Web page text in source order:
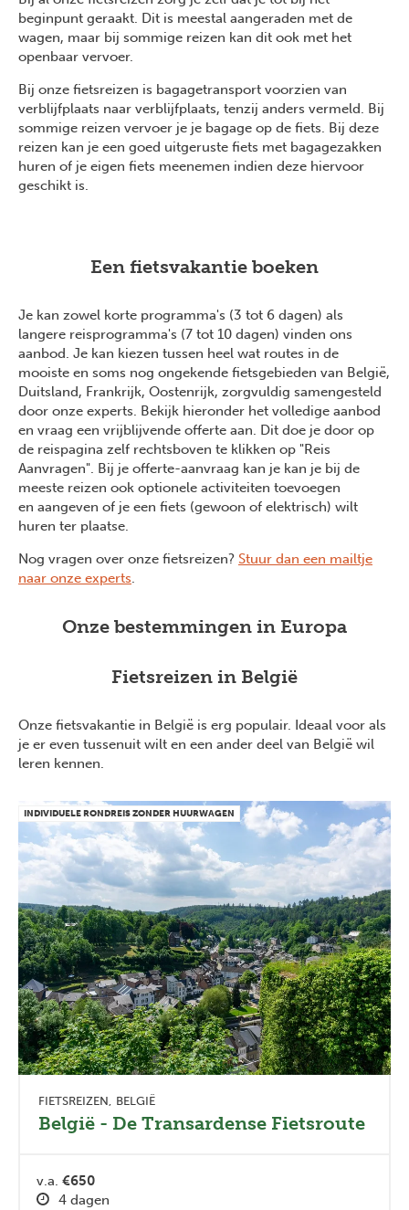
beginpunt geraakt. Dit is meestal aangeraden met de
wagen, maar bij sommige reizen kan dit ook met het
openbaar vervoer.
Bij onze fietsreizen is bagagetransport voorzien van
verblijfplaats naar verblijfplaats, tenzij anders vermeld. Bij
sommige reizen vervoer je je bagage op de fiets. Bij deze
reizen kan je een goed uitgeruste fiets met bagagezakken
huren of je eigen fiets meenemen indien deze hiervoor
geschikt is.
Een fietsvakantie boeken
Je kan zowel korte programma's (3 tot 6 dagen) als
langere reisprogramma's (7 tot 10 dagen) vinden ons
aanbod. Je kan kiezen tussen heel wat routes in de
mooiste en soms nog ongekende fietsgebieden van België,
Duitsland, Frankrijk, Oostenrijk, zorgvuldig samengesteld
door onze experts. Bekijk hieronder het volledige aanbod
en vraag een vrijblijvende offerte aan. Dit doe je door op
de reispagina zelf rechtsboven te klikken op "Reis
Aanvragen". Bij je offerte-aanvraag kan je kan je bij de
meeste reizen ook optionele activiteiten toevoegen
en aangeven of je een fiets (gewoon of elektrisch) wilt
huren ter plaatse.
Nog vragen over onze fietsreizen? Stuur dan een mailtje
naar onze experts
Onze bestemmingen in Europa
Fietsreizen in België
Onze fietsvakantie in België is erg populair. Ideaal voor als
je er even tussenuit wilt en een ander deel van België wil
leren kennen.
INDIVIDUELE RONDREIS ZONDER HUURWAGEN
FIETSREIZEN BELGIË
België - De Transardense Fietsroute
v.a. €650
4 dagen